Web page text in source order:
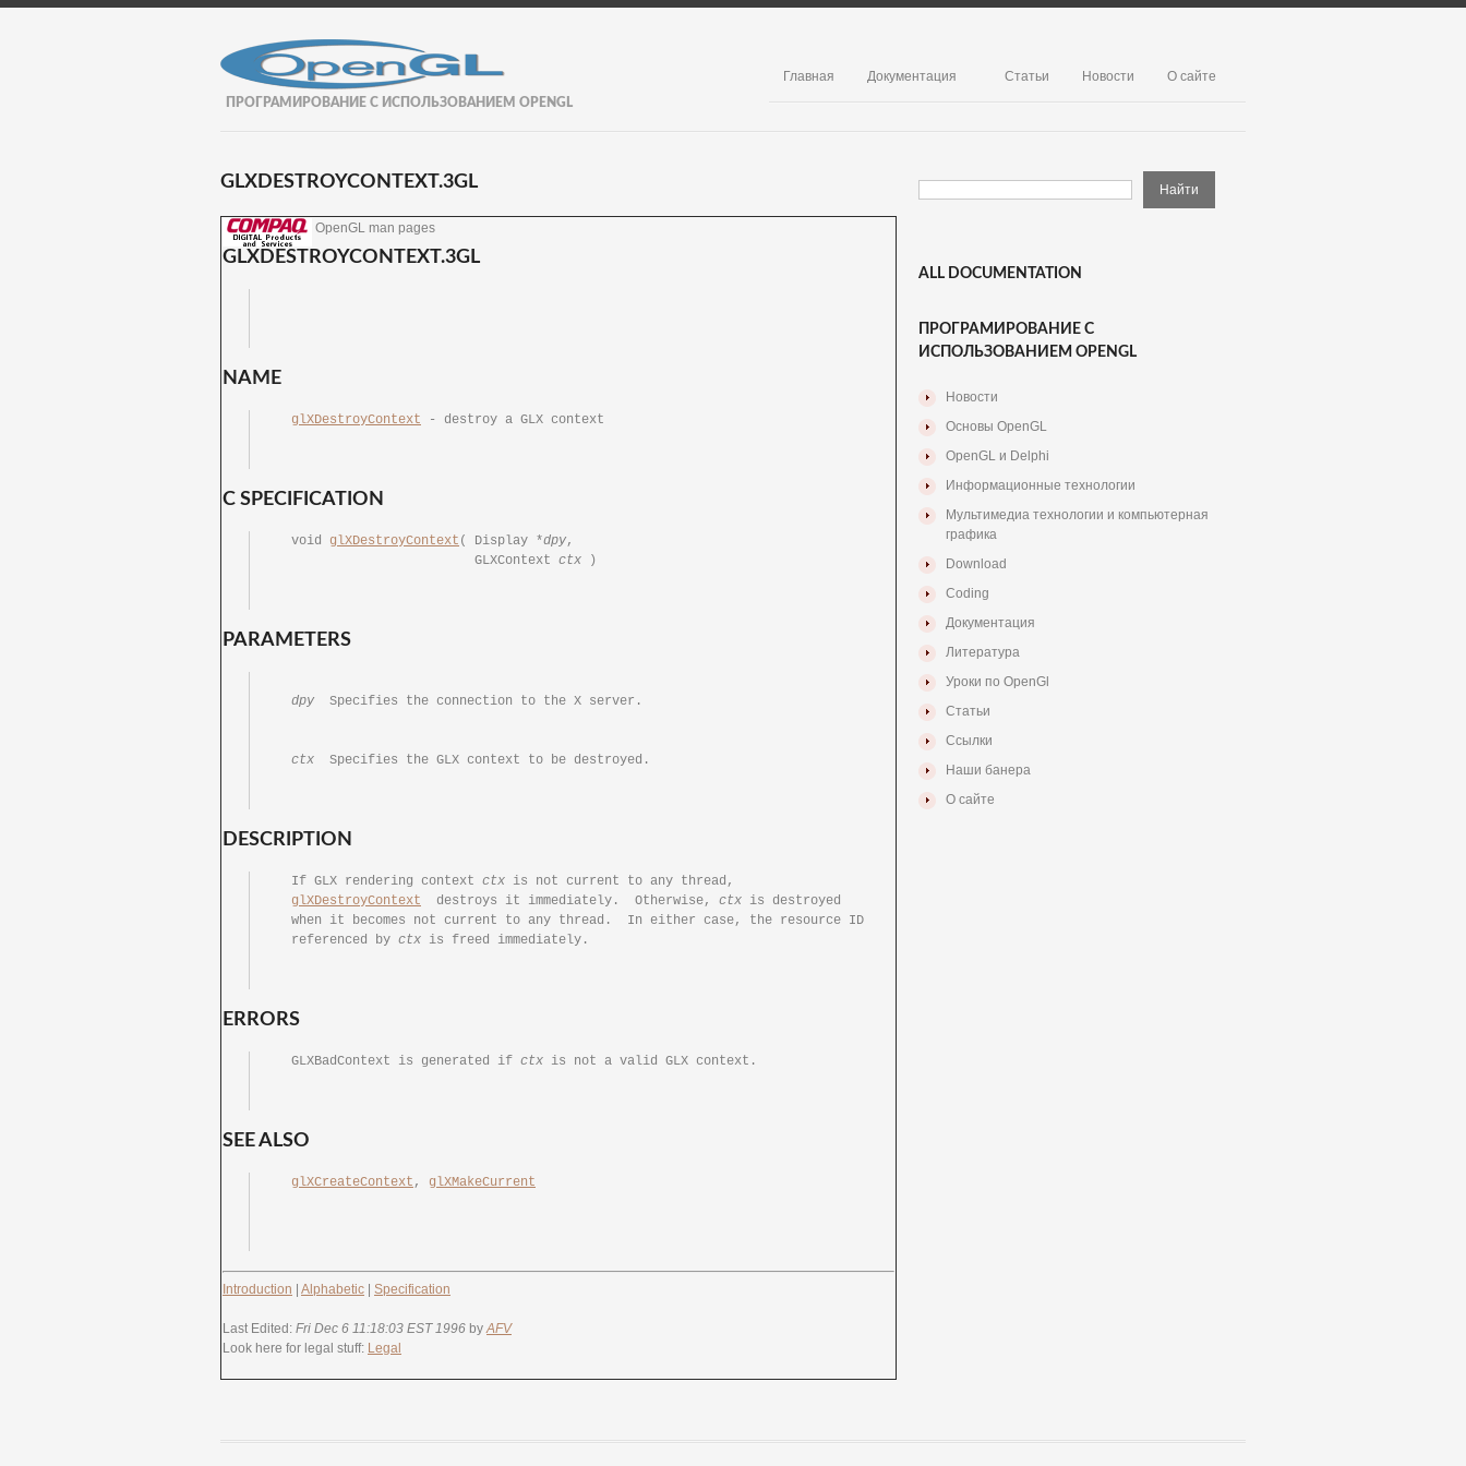
ПРОГРАМИРОВАНИЕ С ИСПОЛЬЗОВАНИЕМ OPENGL
Главная Документация Статьи Новости О сайте
GLXDESTROYCONTEXT.3GL
OpenGL man pages
GLXDESTROYCONTEXT.3GL
NAME
glXDestroyContext - destroy a	GLX context
C SPECIFICATION
  void
glXDestroyContext ( Display *dpy,
			  GLXContext
ctx )
PARAMETERS
dpy
  Specifies the connection	to the X server.
ctx
  Specifies the GLX context to be destroyed.
DESCRIPTION
  If GLX rendering context
ctx is not current to any thread,
glXDestroyContext
  destroys it immediately.  Otherwise,
ctx is destroyed
ctx is freed immediately.
ERRORS
ctx is not a valid GLX context.
SEE ALSO
glXCreateContext , glXMakeCurrent
Introduction Alphabetic Specification
Last Edited: Fri Dec 6 11:18:03 EST 1996 byAFV
Look here for legal stuff: Legal
ALL DOCUMENTATION
ПРОГРАМИРОВАНИЕ С
ИСПОЛЬЗОВАНИЕМ OPENGL
Новости
Основы OpenGL
OpenGL и Delphi
Информационные технологии
Мультимедиа технологии и компьютерная
графика
Download
Coding
Документация
Литература
Уроки по OpenGl
Статьи
Ссылки
Наши банера
О сайте